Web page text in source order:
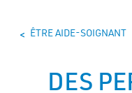
content
> ÊTRE AIDE-SOIGNANT
>
DES